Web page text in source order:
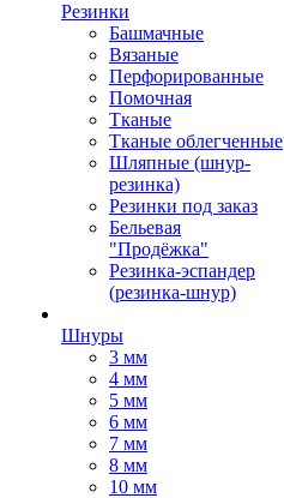
Резинки
Башмачные
Вязаные
Перфорированные
Помочная
Тканые
Тканые облегченные
Шляпные (шнур-
резинка)
Резинки под заказ
Бельевая
"Продёжка"
Резинка-эспандер
(резинка-шнур)
Шнуры
3 мм
4 мм
5 мм
6 мм
7 мм
8 мм
10 мм